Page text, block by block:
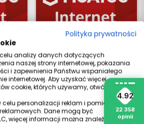
4.92
22 358
opinii
- 2
zł
McAfee Total Protection - 3
Lata Na 1 Stanowisko
94.99
23,99 zł
Polityka prywatności
analizy danych dotyczących
naszej strony internetowej, pokazania
i zapewnienia Państwu wspaniałego
internetowej. Aby uzyskać więcej
cookie, których używamy, otwórz
personalizacji reklam i pomiaru
Dane mogą być
więcej informacji można znaleźć
tutaj.